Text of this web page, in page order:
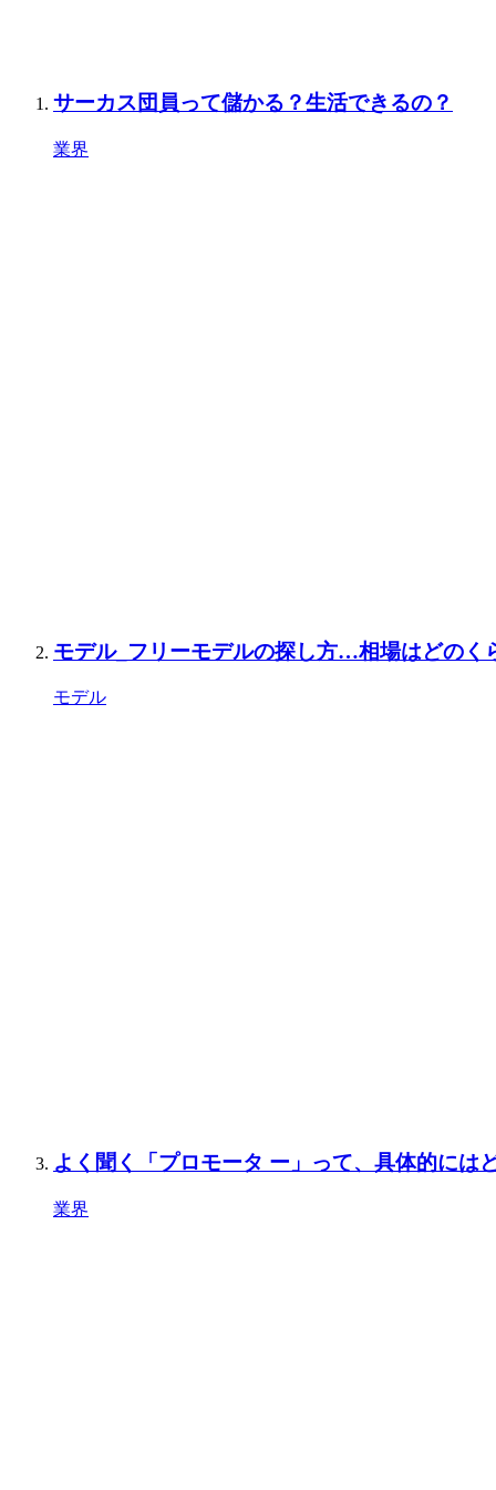
サーカス団員って儲かる？生活できるの？
業界
モデル_フリーモデルの探し方…相場はどのく
モデル
よく聞く「プロモータ ー」って、具体的には
業界